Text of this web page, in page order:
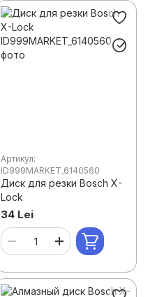
Артикул:
ID999MARKET_6140560
Диск для резки Bosch X-
Lock
34 Lei